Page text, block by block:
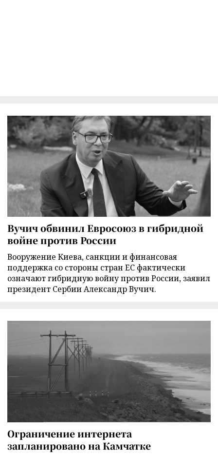
Вучич обвинил Евросоюз в гибридной
войне против России
Вооружение Киева, санкции и финансовая
поддержка со стороны стран ЕС фактически
означают гибридную войну против России, заявил
президент Сербии Александр Вучич.
Ограничение интернета
запланировано на Камчатке